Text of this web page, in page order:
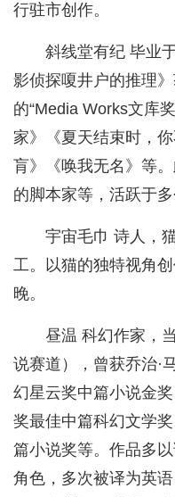
行驻市创作。
斜线堂有纪 毕业
影侦探嗄井户的推理
的“Media Works文库
家》《夏天结束时，
肓》《唤我无名》等
的脚本家等，活跃于多
宇宙毛巾 诗人，
工。以猫的独特视角
晚。
昼温 科幻作家，
说赛道），曾获乔治·
幻星云奖中篇小说金
奖最佳中篇科幻文学
篇小说奖等。作品多
角色，多次被译为英